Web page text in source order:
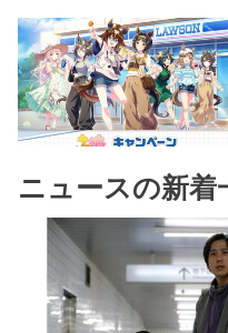
ニュースの新着